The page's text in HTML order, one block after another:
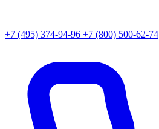
+7 (495) 374-94-96 +7 (800) 500-62-74